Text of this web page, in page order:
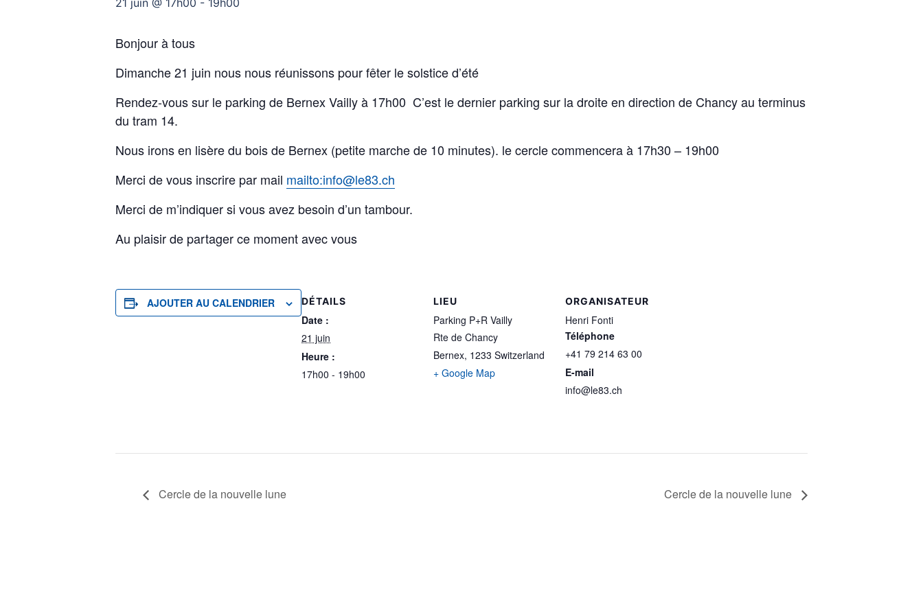
Bonjour à tous
Dimanche 21 juin nous nous réunissons pour fêter le solstice d’été
Rendez-vous sur le parking de Bernex Vailly à 17h00 C’est le dernier parking sur la droite en direction de Chancy au terminus
du tram 14.
Nous irons en lisère du bois de Bernex (petite marche de 10 minutes). le cercle commencera à 17h30 – 19h00
Merci de vous inscrire par mail mailto:info@le83.ch
Merci de m’indiquer si vous avez besoin d’un tambour.
Au plaisir de partager ce moment avec vous
AJOUTER AU CALENDRIER DÉTAILS
Date :
21 juin
Heure :
17h00 - 19h00
LIEU
Parking P+R Vailly
Rte de Chancy
Bernex, 1233 Switzerland
+ Google Map
ORGANISATEUR
Henri Fonti
Téléphone
+41 79 214 63 00
E-mail
info@le83.ch
Cercle de la nouvelle lune Cercle de la nouvelle lune